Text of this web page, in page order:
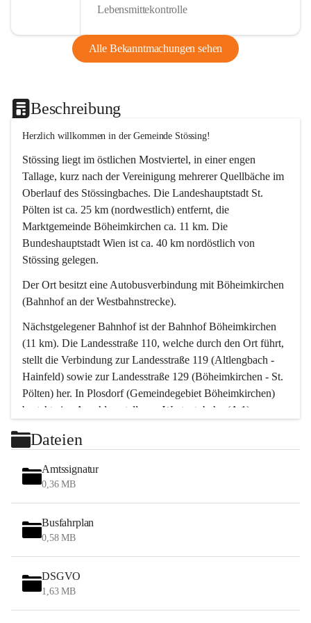
Lebensmittekontrolle
Alle Bekanntmachungen sehen
Beschreibung
Herzlich willkommen in der Gemeinde Stössing!
Stössing liegt im östlichen Mostviertel, in einer engen
Tallage, kurz nach der Vereinigung mehrerer Quellbäche im
Oberlauf des Stössingbaches. Die Landeshauptstadt St.
Pölten ist ca. 25 km (nordwestlich) entfernt, die
Marktgemeinde Böheimkirchen ca. 11 km. Die
Bundeshauptstadt Wien ist ca. 40 km nordöstlich von
Stössing gelegen.
Der Ort besitzt eine Autobusverbindung mit Böheimkirchen
(Bahnhof an der Westbahnstrecke).
Nächstgelegener Bahnhof ist der Bahnhof Böheimkirchen
(11 km). Die Landesstraße 110, welche durch den Ort führt,
stellt die Verbindung zur Landesstraße 119 (Altlengbach -
Hainfeld) sowie zur Landesstraße 129 (Böheimkirchen - St.
Pölten) her. In Plosdorf (Gemeindegebiet Böheimkirchen)
besteht eine Anschlussstelle zur Westautobahn (A 1).
Wien erreicht man in ca. 45 Minuten.
Stössing zählt noch zum Naherholungsraum Wien sowie
zum Naherholungsraum St. Pölten. Viele Bauernhöfe hatten
„ihre Wiener“. Seit 1960 bauten viele Wiener
Wochenendhäuser im Gemeindegebiet. Wegen des
waldreichen Jagdgebietes haben viele Jagdpächter ihre
Das Wandern ist aus touristischer Sicht die bedeutendste
Tätigkeit. Das hügelige Gebiet mit Wanderwegen durch
Wiesen, Wälder und Obstkulturen lädt dazu ein. Gefördert
Dateien
Amtssignatur
0,36 MB
Busfahrplan
0,58 MB
DSGVO
1,63 MB